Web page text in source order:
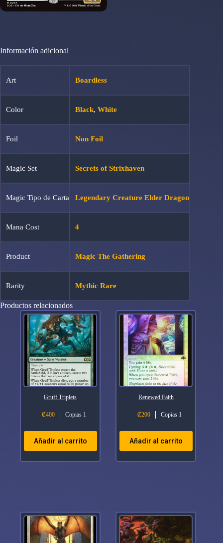
Información adicional
Art Boardless
Color Black, White
Foil Non Foil
Magic Set Secrets of Strixhaven
Magic Tipo de Carta Legendary Creature Elder Dragon
Mana Cost 4
Product Magic The Gathering
Rarity Mythic Rare
Productos relacionados
Gruff Triplets
₡400 Copias 1
Añadir al carrito
Renewed Faith
₡200 Copias 1
Añadir al carrito